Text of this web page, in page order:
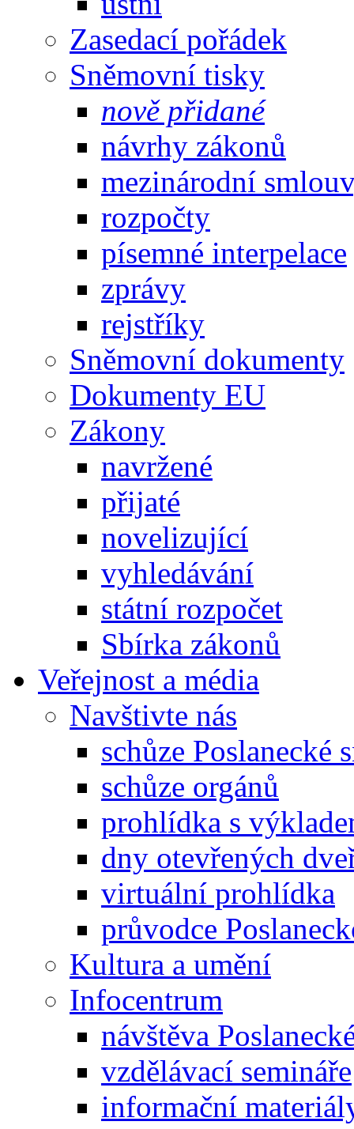
Zasedací pořádek
Sněmovní tisky
nově přidané
návrhy zákonů
mezinárodní
rozpočty
písemné interpelace
zprávy
rejstříky
Sněmovní dokumenty
Dokumenty EU
Zákony
navržené
přijaté
novelizující
vyhledávání
státní rozpočet
Sbírka zákonů
Veřejnost a média
Navštivte nás
schůze Poslanecké
schůze orgánů
prohlídka s
dny otevřených
virtuální prohlídka
průvodce
Kultura a umění
Infocentrum
návštěva
vzdělávací semináře
informační